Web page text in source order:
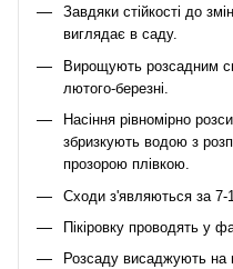
Завдяки стійкості до
виглядає в саду.
Вирощують розсадним
лютого-березні.
Насіння рівномірно
збризкують водою з
прозорою плівкою.
Сходи з'являються за 7-
Пікіровку проводять у
Розсаду висаджують на